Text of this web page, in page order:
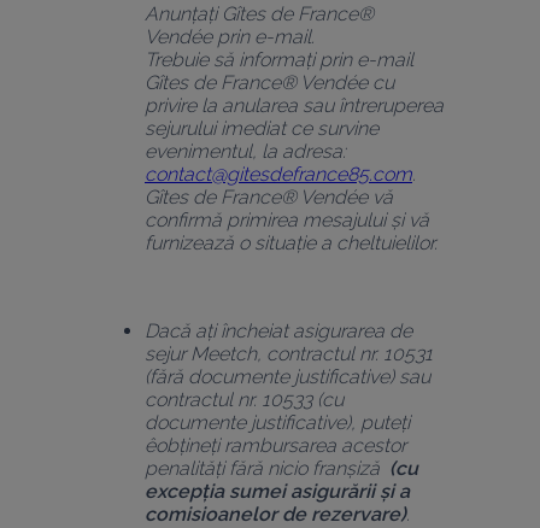
Anunțați Gîtes de France®
Vendée prin e-mail.
Trebuie să informați prin e-mail
Gîtes de France® Vendée cu
privire la anularea sau întreruperea
sejurului imediat ce survine
evenimentul, la adresa:
contact@gitesdefrance85.com
Gîtes de France® Vendée vă
confirmă primirea mesajului și vă
furnizează o situație a cheltuielilor.
Dacă ați încheiat asigurarea de
sejur Meetch, contractul nr. 10531
(fără documente justificative) sau
contractul nr. 10533 (cu
documente justificative), puteți
êobțineți rambursarea acestor
penalități fără nicio franșiză (cu
excepția sumei asigurării și a
comisioanelor de rezervare).